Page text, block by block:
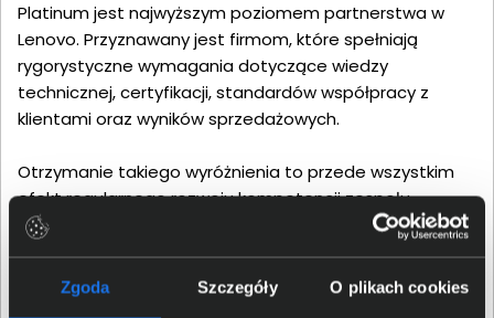
Zgoda Szczegóły O plikach cookies
Platinum jest najwyższym poziomem partnerstwa w
Lenovo. Przyznawany jest firmom, które spełniają
rygorystyczne wymagania dotyczące wiedzy
technicznej, certyfikacji, standardów współpracy z
klientami oraz wyników sprzedażowych.
Otrzymanie takiego wyróżnienia to przede wszystkim
efekt regularnego rozwoju kompetencji zespołu,
zdobywania certyfikacji oraz utrzymywania wysokiej
jakości obsługi i wsparcia klientów. Lenovo podkreśla, że
partnerzy na poziomie Platinum należą do grona firm
budujących długofalowe relacje, rozwijających